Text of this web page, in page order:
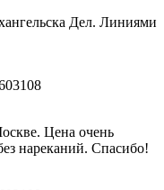
Дел. Линиями
Цена очень
нареканий. Спасибо!